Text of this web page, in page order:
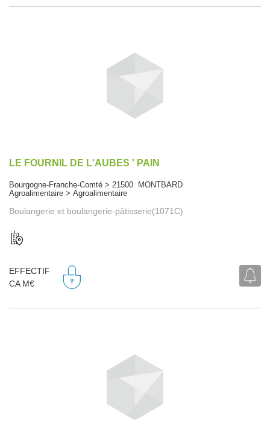
LE FOURNIL DE L'AUBES ' PAIN
Bourgogne-Franche-Comté > 21500 MONTBARD
Agroalimentaire > Agroalimentaire
Boulangerie et boulangerie-pâtisserie(1071C)
EFFECTIF
CA M€